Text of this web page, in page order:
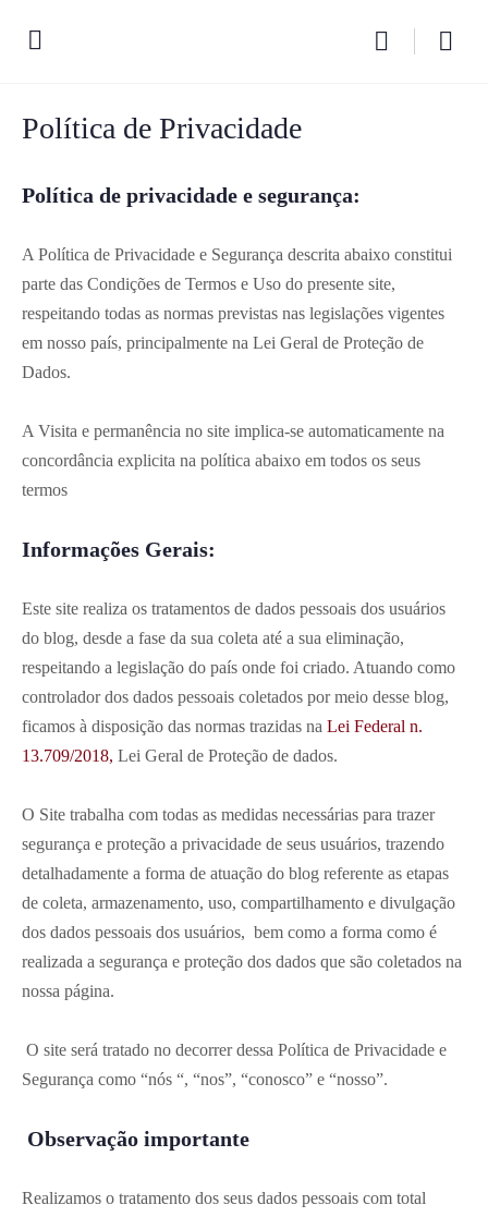
Política de Privacidade
Política de privacidade e segurança:
A Política de Privacidade e Segurança descrita abaixo constitui
parte das Condições de Termos e Uso do presente site,
respeitando todas as normas previstas nas legislações vigentes
em nosso país, principalmente na Lei Geral de Proteção de
Dados.
A Visita e permanência no site implica-se automaticamente na
concordância explicita na política abaixo em todos os seus
termos
Informações Gerais:
Este site realiza os tratamentos de dados pessoais dos usuários
do blog, desde a fase da sua coleta até a sua eliminação,
respeitando a legislação do país onde foi criado. Atuando como
controlador dos dados pessoais coletados por meio desse blog,
ficamos à disposição das normas trazidas na Lei Federal n.
13.709/2018, Lei Geral de Proteção de dados.
O Site trabalha com todas as medidas necessárias para trazer
segurança e proteção a privacidade de seus usuários, trazendo
detalhadamente a forma de atuação do blog referente as etapas
de coleta, armazenamento, uso, compartilhamento e divulgação
dos dados pessoais dos usuários, bem como a forma como é
realizada a segurança e proteção dos dados que são coletados na
nossa página.
O site será tratado no decorrer dessa Política de Privacidade e
Segurança como “nós “, “nos”, “conosco” e “nosso”.
Observação importante
Realizamos o tratamento dos seus dados pessoais com total